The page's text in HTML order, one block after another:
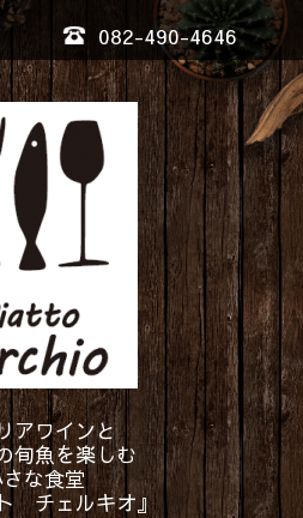
082-490-4646
アワインと
旬魚を楽しむ
な食堂
チェルキオ』